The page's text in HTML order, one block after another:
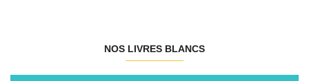
NOS LIVRES BLANCS